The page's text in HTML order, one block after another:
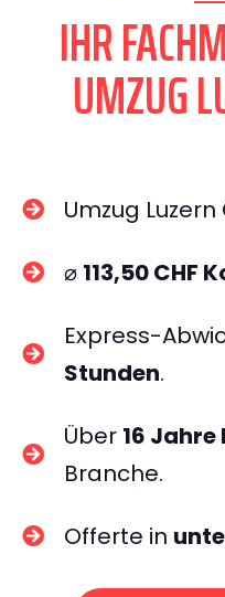
IHR
UMZUG
Umzug Luzern
⌀ 113,50 CHF
Express-
Stunden.
Über 16
Branche.
Offerte in